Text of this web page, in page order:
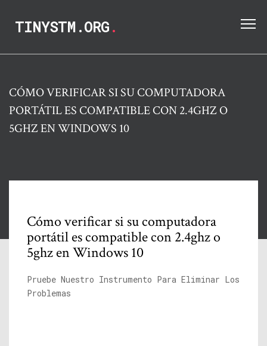
TINYSTM.ORG.
CÓMO VERIFICAR SI SU COMPUTADORA
PORTÁTIL ES COMPATIBLE CON 2.4GHZ O
5GHZ EN WINDOWS 10
Cómo verificar si su computadora
portátil es compatible con 2.4ghz o
5ghz en Windows 10
Pruebe Nuestro Instrumento Para Eliminar Los
Problemas